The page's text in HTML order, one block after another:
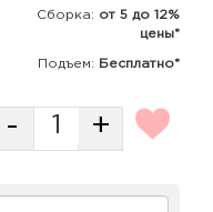
Сборка: от 5 до 12%
цены*
Подъем: Бесплатно*
- +